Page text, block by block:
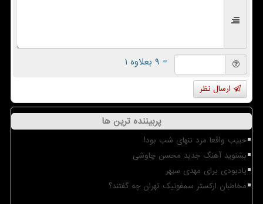
= ۹ بعلاوه ۱
ارسال نظر
پربیننده ترین ها
حبیب واقعا مرد تنهای شب بود!
بشنوید آهنگ جدید محسن چاوشی
یادبودی برای مهدی سپهر
مخاطبان ارکستر سمفونیک تهران چه گفتند؟